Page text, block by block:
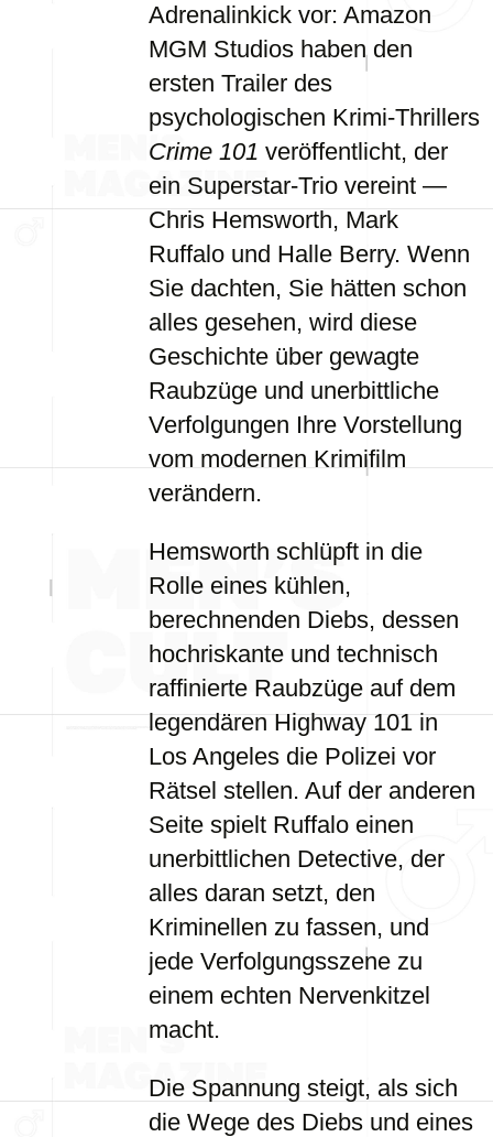
Adrenalinkick vor: Amazon
MGM Studios haben den
ersten Trailer des
psychologischen Krimi-Thrillers
Crime 101 veröffentlicht, der
ein Superstar-Trio vereint —
Chris Hemsworth, Mark
Ruffalo und Halle Berry. Wenn
Sie dachten, Sie hätten schon
alles gesehen, wird diese
Geschichte über gewagte
Raubzüge und unerbittliche
Verfolgungen Ihre Vorstellung
vom modernen Krimifilm
verändern.
Hemsworth schlüpft in die
Rolle eines kühlen,
berechnenden Diebs, dessen
hochriskante und technisch
raffinierte Raubzüge auf dem
legendären Highway 101 in
Los Angeles die Polizei vor
Rätsel stellen. Auf der anderen
Seite spielt Ruffalo einen
unerbittlichen Detective, der
alles daran setzt, den
Kriminellen zu fassen, und
jede Verfolgungsszene zu
einem echten Nervenkitzel
macht.
Die Spannung steigt, als sich
die Wege des Diebs und eines